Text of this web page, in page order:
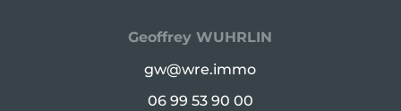
Geoffrey WUHRLIN
gw@wre.immo
06 99 53 90 00